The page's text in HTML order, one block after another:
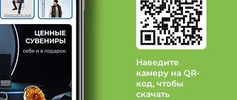
Наведите
камеру на QR-
код, чтобы
скачать